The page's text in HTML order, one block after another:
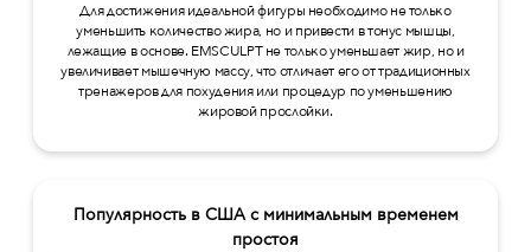
Для достижения идеальной фигуры необходимо не только
уменьшить количество жира, но и привести в тонус мышцы,
лежащие в основе. EMSCULPT не только уменьшает жир, но и
увеличивает мышечную массу, что отличает его от традиционных
тренажеров для похудения или процедур по уменьшению
жировой прослойки.
Популярность в США с минимальным временем
простоя